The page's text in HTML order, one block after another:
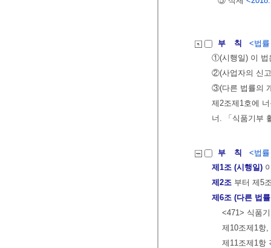
부 칙
<법
①(시행일) 이 법
②(사업자의 신
③(다른 법률의
제2조제1호에
너. 「식품기부
부 칙
<법
제1조 (시행일)
제2조 부터 제5
제6조 (다른 법
<471> 식품
제10조제1항,
제11조제1항